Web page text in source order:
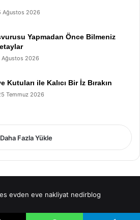
Ağustos 2026
Yapmadan Önce Bilmeniz
Ağustos 2026
Kutuları ile Kalıcı Bir İz Bırakın
Temmuz 2026
Daha Fazla Yükle
evden eve nakliyat nedirblog